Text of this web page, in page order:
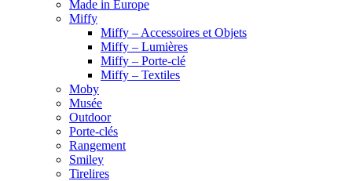
Made in Europe
Miffy
Miffy – Accessoires et Objets
Miffy – Lumières
Miffy – Porte-clé
Miffy – Textiles
Moby
Musée
Outdoor
Porte-clés
Rangement
Smiley
Tirelires